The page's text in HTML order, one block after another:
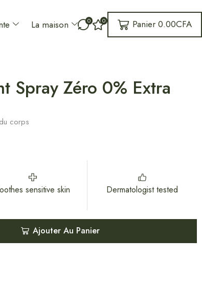
La maison 0 0 Panier 0.00CFA
Spray Zéro 0% Extra
corps
sensitive skin Dermatologist tested
Ajouter Au Panier